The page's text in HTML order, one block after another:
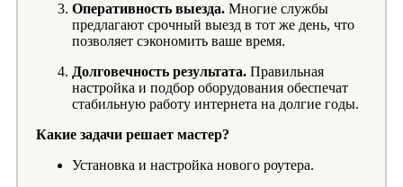
Оперативность выезда. Многие службы
предлагают срочный выезд в тот же день, что
позволяет сэкономить ваше время.
Долговечность результата. Правильная
настройка и подбор оборудования обеспечат
стабильную работу интернета на долгие годы.
Какие задачи решает мастер?
Установка и настройка нового роутера.